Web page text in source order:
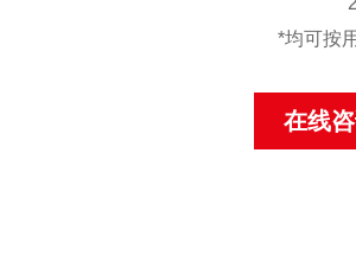
*均可按
在线